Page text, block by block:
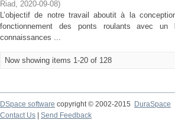
Riad, 2020-09-08)
L’objectif de notre travail aboutit à la
fonctionnement des ponts roulants avec
connaissances ...
Now showing items 1-20 of 128
DSpace software copyright © 2002-2015
DuraSpace
Contact Us
Send Feedback